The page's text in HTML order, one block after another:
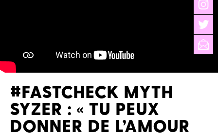
#FASTCHECK MYTH
SYZER : « TU PEUX
DONNER DE L’AMOUR